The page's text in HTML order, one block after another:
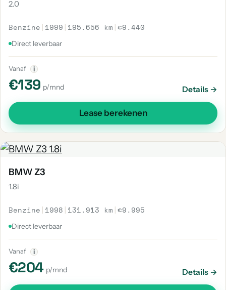
2.0
Benzine | 1999 | 195.656 km |€9.440
Direct leverbaar
Vanaf i
€139 p/mnd Details →
Lease berekenen
BMW Z3
1.8i
Benzine | 1998 | 131.913 km |€9.995
Direct leverbaar
Vanaf i
€204 p/mnd Details →